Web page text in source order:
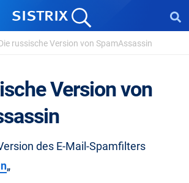
russische Version von SpamAssassin
Version von
des E-Mail-Spamfilters
„